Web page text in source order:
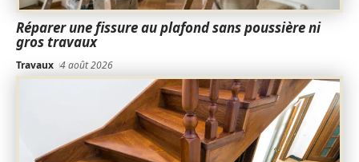
Réparer une fissure au plafond sans poussière ni
gros travaux
Travaux 4 août 2026